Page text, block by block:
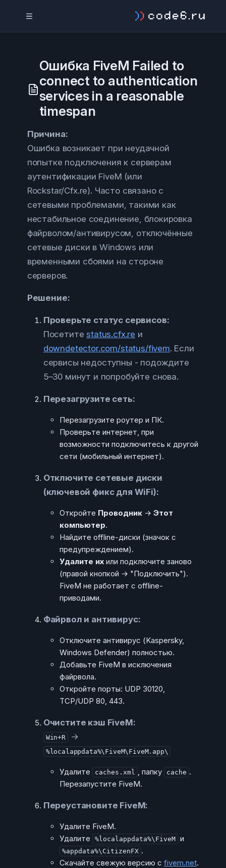
Ошибка FiveM Failed to
connect to authentication
services in a reasonable
timespan
Причина:
Ошибка возникает при неудачной
попытке подключения к серверам
аутентификации FiveM (или
Rockstar/Cfx.re). Часто связано с
сетевыми проблемами, такими как
нестабильное соединение, блокировка
файрволом/антивирусом, отключённые
сетевые диски в Windows или
временными сбоями на стороне
серверов.
Решение:
Проверьте статус сервисов:
Посетите status.cfx.re и
downdetector.com/status/fivem. Если
сервисы недоступны - подождите
5–30 минут и попробуйте снова.
Перезагрузите сеть:
Перезагрузите роутер и ПК.
Проверьте интернет, при
возможности подключитесь к другой
сети (мобильный интернет).
Отключите сетевые диски
(ключевой фикс для WiFi):
Откройте Проводник→ Этот
компьютер.
Найдите offline-диски (значок с
предупреждением).
Удалите ихили подключите заново
(правой кнопкой → "Подключить").
FiveM не работает с offline-
приводами.
Файрвол и антивирус:
Отключите антивирус (Kaspersky,
Windows Defender) полностью.
Добавьте FiveM в исключения
файрвола.
Откройте порты: UDP 30120,
TCP/UDP 80, 443.
Очистите кэш FiveM:
Win+R →
%localappdata%\FiveM\FiveM.app\
Удалите caches.xml , папку cache .
Перезапустите FiveM.
Переустановите FiveM:
Удалите FiveM.
Удалите
%localappdata%\FiveM и
%appdata%\CitizenFX .
Скачайте свежую версию с fivem.net.